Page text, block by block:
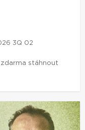
3Q 02
stáhnout